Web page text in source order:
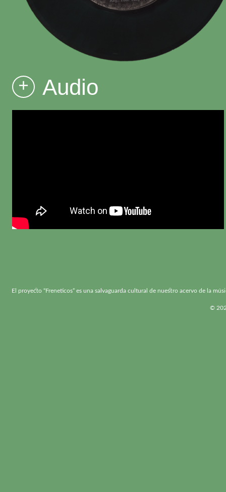
+ Audio
El proyecto “Freneticos” es una salvaguarda cultural de nuestro acervo de la
©